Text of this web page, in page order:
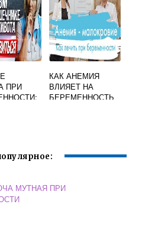
ПРИ
КАК АНЕМИЯ
ВЛИЯЕТ НА
БЕРЕМЕННОСТЬ
МУТНАЯ ПРИ